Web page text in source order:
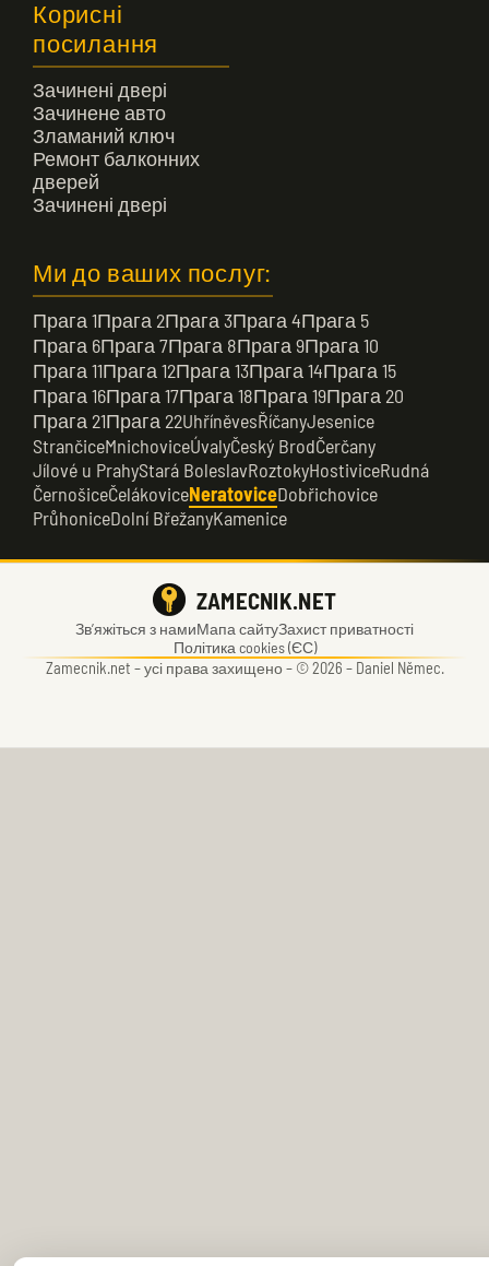
Корисні
посилання
Зачинені двері
Зачинене авто
Зламаний ключ
Ремонт балконних
дверей
Зачинені двері
Ми до ваших послуг:
Прага 1Прага 2Прага 3Прага 4Прага 5
Прага 6Прага 7Прага 8Прага 9Прага 10
Прага 11Прага 12Прага 13Прага 14Прага 15
Прага 16Прага 17Прага 18Прага 19Прага 20
Прага 21Прага 22UhříněvesŘíčanyJesenice
StrančiceMnichoviceÚvalyČeský BrodČerčany
Jílové u PrahyStará BoleslavRoztokyHostiviceRudná
ČernošiceČelákoviceNeratoviceDobřichovice
PrůhoniceDolní BřežanyKamenice
Зв’яжіться з намиМапа сайтуЗахист приватності
Політика cookies (ЄС)
Zamecnik.net –усі права захищено – © 2026 – Daniel Němec.
ZAMECNIK.NET